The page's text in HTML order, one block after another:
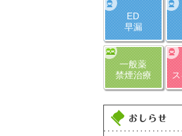
ED
早漏
一般薬
禁煙治療